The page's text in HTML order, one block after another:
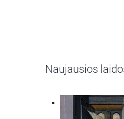
Naujausios